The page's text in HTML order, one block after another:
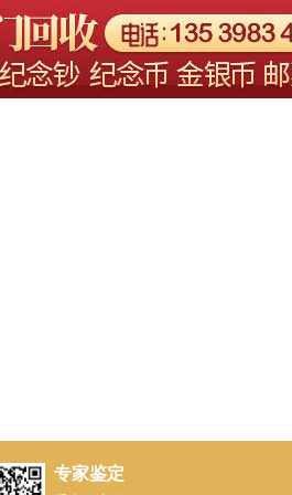
专家鉴定